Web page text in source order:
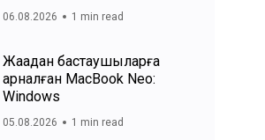
06.08.2026 1 min read
Жаңадан бастаушыларға
арналған MacBook Neo:
Windows
05.08.2026 1 min read